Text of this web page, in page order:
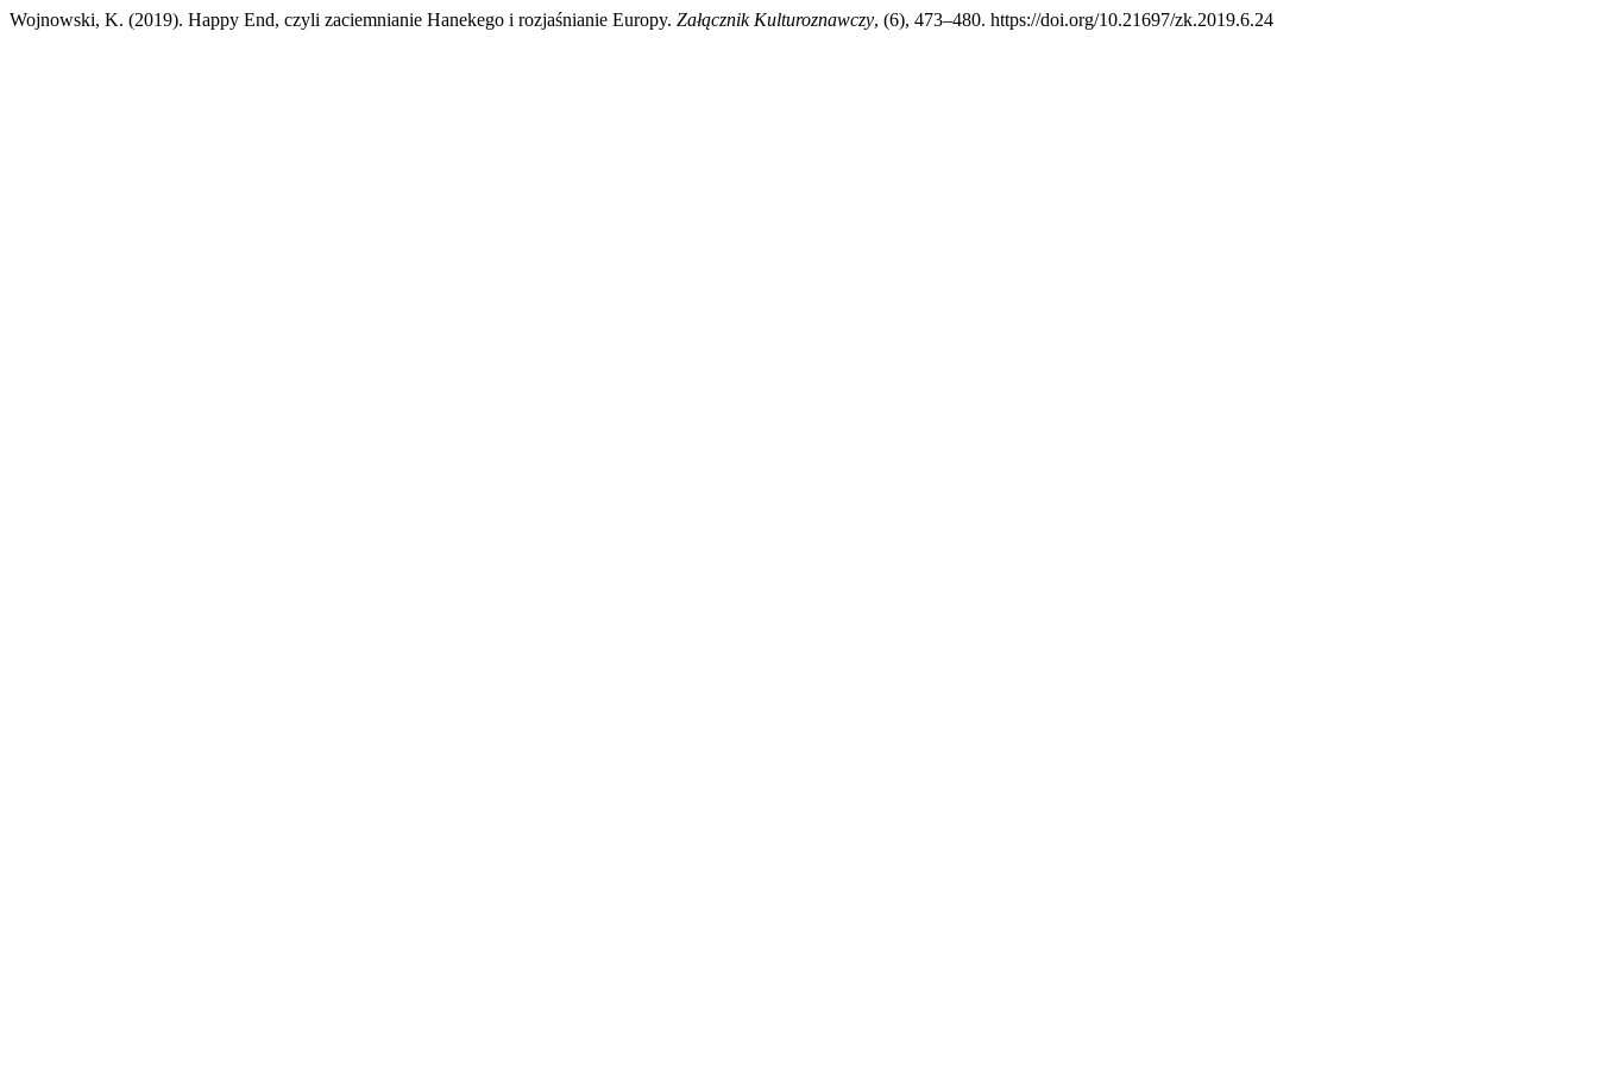
Wojnowski, K. (2019). Happy End, czyli zaciemnianie Hanekego i rozjaśnianie Europy. Załącznik Kulturoznawczy, (6), 473–480. https://doi.org/10.21697/zk.2019.6.24